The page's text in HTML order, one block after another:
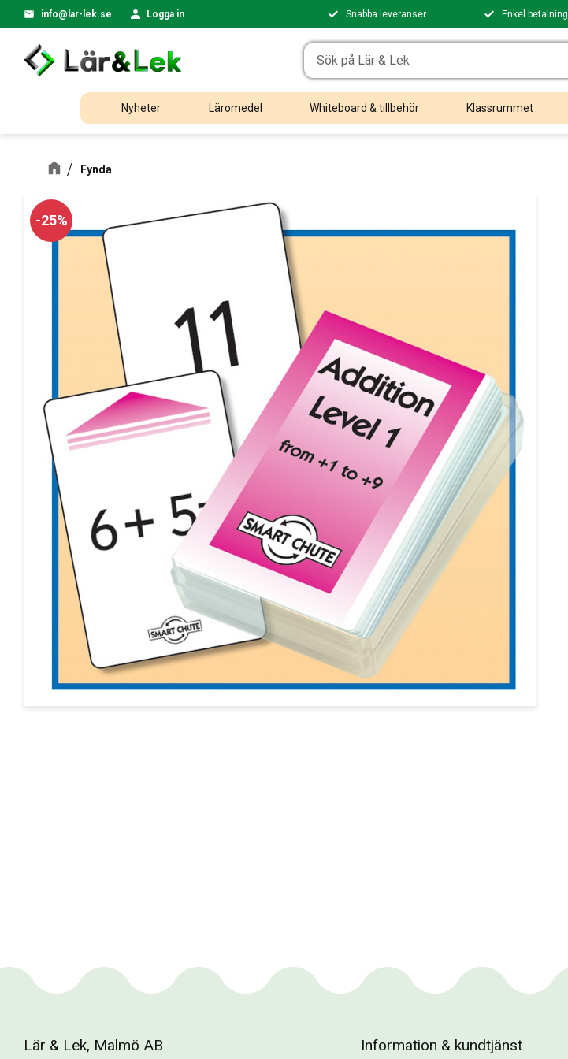
info@lar-lek.se Logga in Snabba leveranser Enkel betalning
Nyheter Läromedel Whiteboard & tillbehör Klassrummet
Fynda
25%
Lär & Lek, Malmö AB Information & kundtjänst